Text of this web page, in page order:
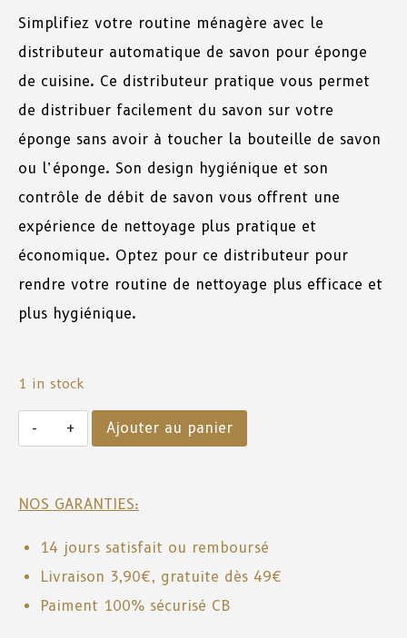
Simplifiez votre routine ménagère avec le
distributeur automatique de savon pour éponge
de cuisine. Ce distributeur pratique vous permet
de distribuer facilement du savon sur votre
éponge sans avoir à toucher la bouteille de savon
ou l’éponge. Son design hygiénique et son
contrôle de débit de savon vous offrent une
expérience de nettoyage plus pratique et
économique. Optez pour ce distributeur pour
rendre votre routine de nettoyage plus efficace et
plus hygiénique.
1 in stock
Ajouter au panier
NOS GARANTIES:
14 jours satisfait ou remboursé
Livraison 3,90€, gratuite dès 49€
Paiment 100% sécurisé CB